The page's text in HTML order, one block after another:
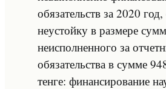
обязательств за 2020
неустойку в размере
неисполненного за
обязательства в сумме
тенге: финансирование